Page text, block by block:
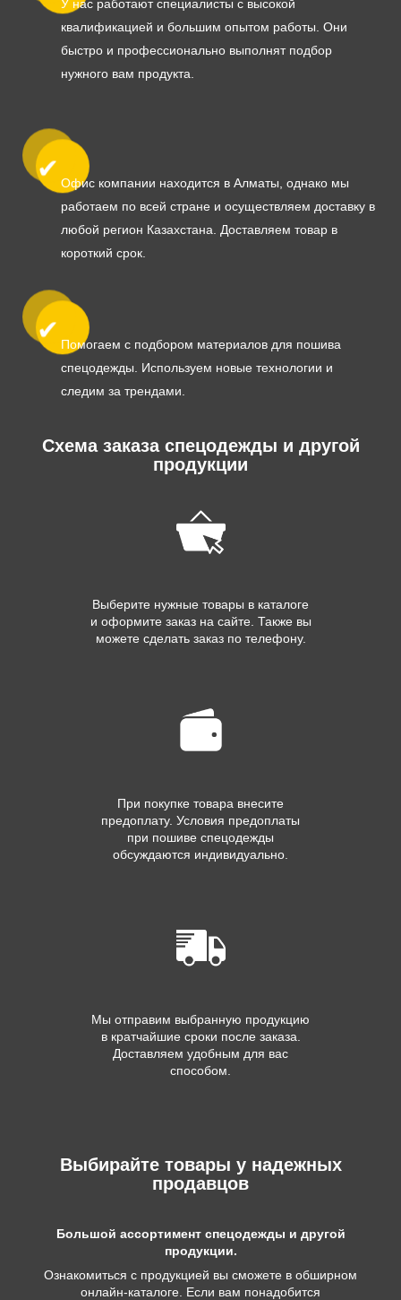
У нас работают специалисты с высокой
квалификацией и большим опытом работы. Они
быстро и профессионально выполнят подбор
нужного вам продукта.
Офис компании находится в Алматы, однако мы
работаем по всей стране и осуществляем доставку в
любой регион Казахстана. Доставляем товар в
короткий срок.
Помогаем с подбором материалов для пошива
спецодежды. Используем новые технологии и
следим за трендами.
Схема заказа спецодежды и другой
продукции
Выберите нужные товары в каталоге
и оформите заказ на сайте. Также вы
можете сделать заказ по телефону.
При покупке товара внесите
предоплату. Условия предоплаты
при пошиве спецодежды
обсуждаются индивидуально.
Мы отправим выбранную продукцию
в кратчайшие сроки после заказа.
Доставляем удобным для вас
способом.
Выбирайте товары у надежных
продавцов
Большой ассортимент спецодежды и другой
продукции.
Ознакомиться с продукцией вы сможете в обширном
онлайн-каталоге. Если вам понадобится